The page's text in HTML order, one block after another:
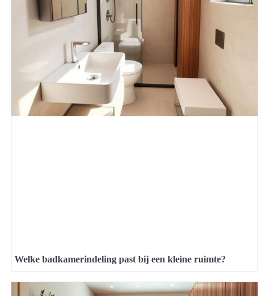
Welke badkamerindeling past bij een kleine ruimte?